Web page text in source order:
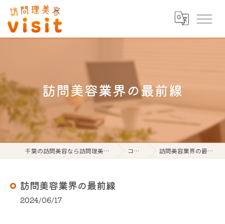
訪問美容業界の最前線
千葉の訪問美容なら訪問理美容visit コラム 訪問美容業界の最前線
訪問美容業界の最前線
2024/06/17